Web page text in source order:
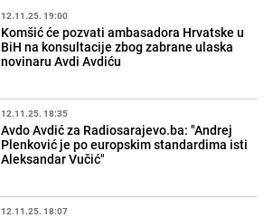
12.11.25. 19:00
Komšić će pozvati ambasadora Hrvatske u
BiH na konsultacije zbog zabrane ulaska
novinaru Avdi Avdiću
12.11.25. 18:35
Avdo Avdić za Radiosarajevo.ba: "Andrej
Plenković je po europskim standardima isti
Aleksandar Vučić"
12.11.25. 18:07